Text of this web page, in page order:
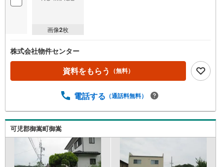
画像2枚
株式会社物件センター
資料をもらう （無料）
電話する （通話料無料）
可児郡御嵩町御嵩